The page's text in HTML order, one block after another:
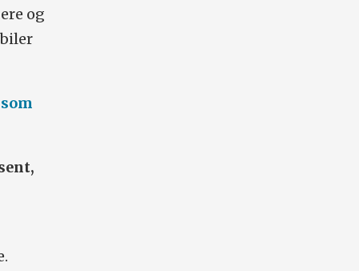
og